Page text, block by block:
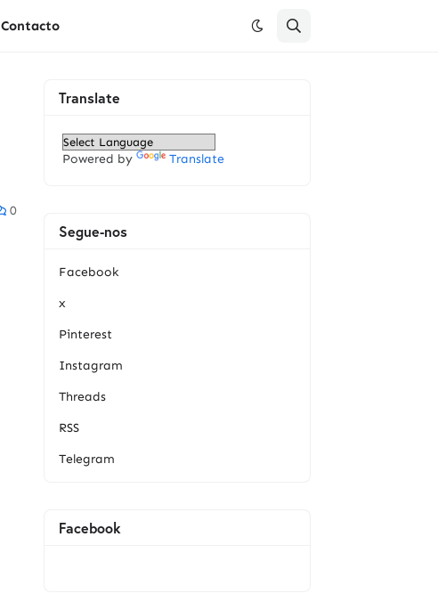
Contacto
0
Translate
Powered by Translate
Segue-nos
Facebook
x
Pinterest
Instagram
Threads
RSS
Telegram
Facebook